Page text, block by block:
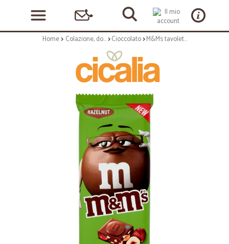
Home Colazione, dolciumi e snack Cioccolato M&Ms tavolette nocciola gr.165